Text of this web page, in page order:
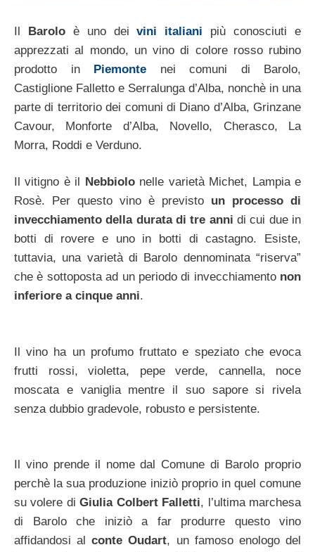
Il Baroloè uno deivini italiani più conosciuti e
apprezzati al mondo, un vino di colore rosso rubino
prodotto in Piemonte nei comuni di Barolo,
Castiglione Falletto e Serralunga d’Alba, nonchè in una
parte di territorio dei comuni di Diano d’Alba, Grinzane
Cavour, Monforte d’Alba, Novello, Cherasco, La
Morra, Roddi e Verduno.
Il vitigno è il Nebbiolonelle varietà Michet, Lampia e
Rosè. Per questo vino è previsto un processo di
invecchiamento della durata di tre anni di cui due in
botti di rovere e uno in botti di castagno. Esiste,
tuttavia, una varietà di Barolo dennominata “riserva”
che è sottoposta ad un periodo di invecchiamento non
inferiore a cinque anni.
Il vino ha un profumo fruttato e speziato che evoca
frutti rossi, violetta, pepe verde, cannella, noce
moscata e vaniglia mentre il suo sapore si rivela
senza dubbio gradevole, robusto e persistente.
Il vino prende il nome dal Comune di Barolo proprio
perchè la sua produzione iniziò proprio in quel comune
su volere diGiulia Colbert Falletti, l’ultima marchesa
di Barolo che iniziò a far produrre questo vino
affidandosi alconte Oudart, un famoso enologo del